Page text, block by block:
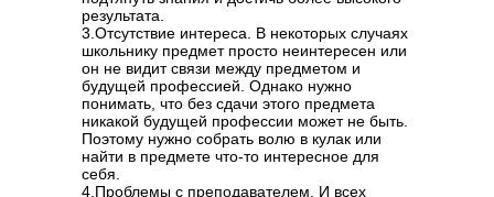
результата.
3.Отсутствие интереса. В некоторых случаях
школьнику предмет просто неинтересен или
он не видит связи между предметом и
будущей профессией. Однако нужно
понимать, что без сдачи этого предмета
никакой будущей профессии может не быть.
Поэтому нужно собрать волю в кулак или
найти в предмете что-то интересное для
себя.
4.Проблемы с преподавателем. И всех